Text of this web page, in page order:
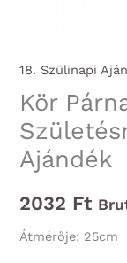
18. Szülinapi
Kör
Ajándék
2032 Ft
Átmérője: 25cm